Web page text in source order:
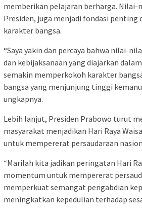
memberikan pelajaran berharga.
Presiden, juga menjadi fondasi
karakter bangsa.
“Saya yakin dan percaya bahwa nilai-
dan kebijaksanaan yang diajarkan
semakin memperkokoh karakter
bangsa yang menjunjung tinggi
ungkapnya.
Lebih lanjut, Presiden Prabowo turut
masyarakat menjadikan Hari Raya
untuk mempererat persaudaraan
“Marilah kita jadikan peringatan Hari
momentum untuk mempererat
memperkuat semangat pengabdian
meningkatkan kepedulian terhadap